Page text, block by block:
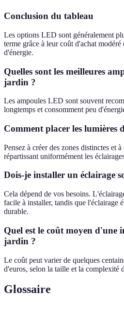
Conclusion du tableau
Les options LED sont généralement
terme grâce à leur coût d'achat
d'énergie.
Quelles sont les meilleures
jardin ?
Les ampoules LED sont souvent
longtemps et consomment peu
Comment placer les lumières
Pensez à créer des zones distinctes et
répartissant uniformément les
Dois-je installer un éclairage
Cela dépend de vos besoins.
facile à installer, tandis que l'éclairage
durable.
Quel est le coût moyen d'une
jardin ?
Le coût peut varier de quelques
d'euros, selon la taille et la complexité
Glossaire